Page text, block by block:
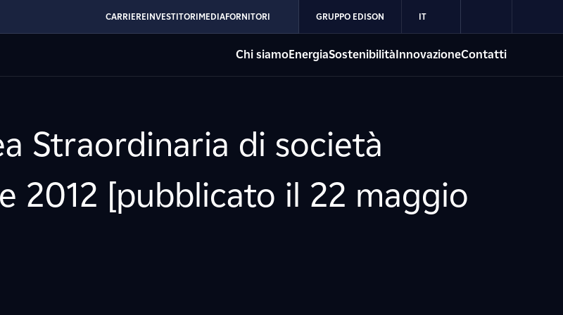
CARRIEREINVESTITORIMEDIAFORNITORI GRUPPO EDISON IT
Chi siamoEnergiaSostenibilitàInnovazioneContatti
Straordinaria di società
2012 [pubblicato il 22 maggio